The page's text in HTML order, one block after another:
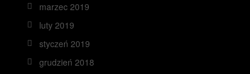
marzec 2019
luty 2019
styczeń 2019
grudzień 2018